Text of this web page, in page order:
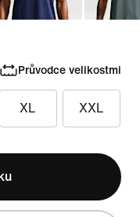
Průvodce velikostmi
XL XXL